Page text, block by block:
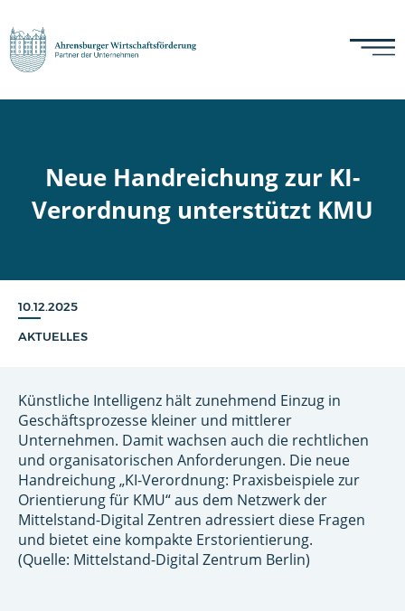
Neue Handreichung zur KI-
Verordnung unterstützt KMU
10.12.2025
AKTUELLES
Künstliche Intelligenz hält zunehmend Einzug in
Geschäftsprozesse kleiner und mittlerer
Unternehmen. Damit wachsen auch die rechtlichen
und organisatorischen Anforderungen. Die neue
Handreichung „KI-Verordnung: Praxisbeispiele zur
Orientierung für KMU“ aus dem Netzwerk der
Mittelstand-Digital Zentren adressiert diese Fragen
und bietet eine kompakte Erstorientierung.
(Quelle: Mittelstand-Digital Zentrum Berlin)